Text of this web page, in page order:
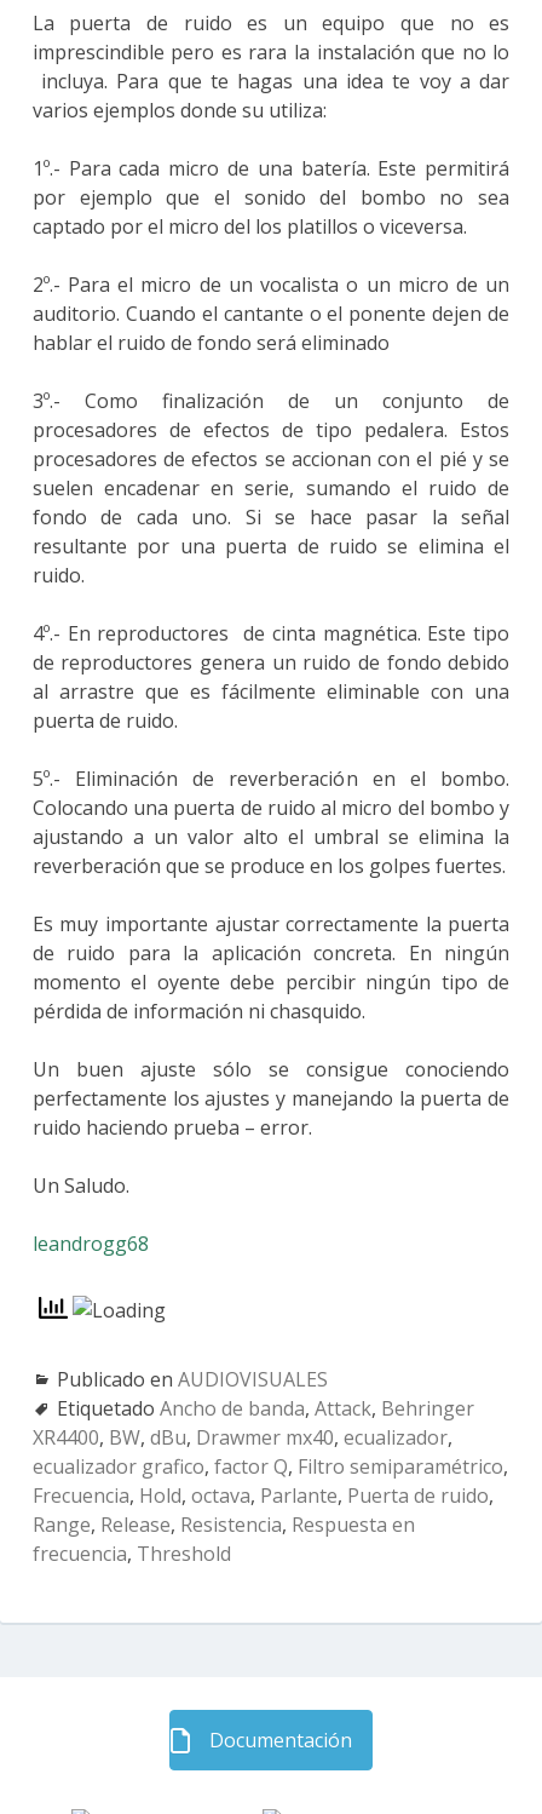
La puerta de ruido es un equipo que no es
imprescindible pero es rara la instalación que no lo
incluya. Para que te hagas una idea te voy a dar
varios ejemplos donde su utiliza:
1º.- Para cada micro de una batería. Este permitirá
por ejemplo que el sonido del bombo no sea
captado por el micro del los platillos o viceversa.
2º.- Para el micro de un vocalista o un micro de un
auditorio. Cuando el cantante o el ponente dejen de
hablar el ruido de fondo será eliminado
3º.- Como finalización de un conjunto de
procesadores de efectos de tipo pedalera. Estos
procesadores de efectos se accionan con el pié y se
suelen encadenar en serie, sumando el ruido de
fondo de cada uno. Si se hace pasar la señal
resultante por una puerta de ruido se elimina el
ruido.
4º.- En reproductores de cinta magnética. Este tipo
de reproductores genera un ruido de fondo debido
al arrastre que es fácilmente eliminable con una
puerta de ruido.
5º.- Eliminación de reverberación en el bombo.
Colocando una puerta de ruido al micro del bombo y
ajustando a un valor alto el umbral se elimina la
reverberación que se produce en los golpes fuertes.
Es muy importante ajustar correctamente la puerta
de ruido para la aplicación concreta. En ningún
momento el oyente debe percibir ningún tipo de
pérdida de información ni chasquido.
Un buen ajuste sólo se consigue conociendo
perfectamente los ajustes y manejando la puerta de
ruido haciendo prueba – error.
Un Saludo.
leandrogg68
Publicado en AUDIOVISUALES
Etiquetado Ancho de banda, Attack, Behringer
XR4400, BW, dBu, Drawmer mx40, ecualizador,
ecualizador grafico, factor Q, Filtro semiparamétrico,
Frecuencia, Hold, octava, Parlante, Puerta de ruido,
Range, Release, Resistencia, Respuesta en
frecuencia, Threshold
Documentación